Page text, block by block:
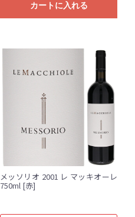
カートに入れる
メッソリオ 2001 レ マッキオーレ
750ml [赤]